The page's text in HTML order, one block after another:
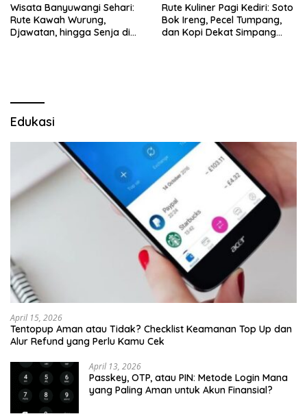
Wisata Banyuwangi Sehari:
Rute Kawah Wurung,
Djawatan, hingga Senja di
Rute Kuliner Pagi Kediri: Soto
Bok Ireng, Pecel Tumpang,
dan Kopi Dekat Simpang
Edukasi
April 15, 2026
Tentopup Aman atau Tidak? Checklist Keamanan Top Up dan
Alur Refund yang Perlu Kamu Cek
April 13, 2026
Passkey, OTP, atau PIN: Metode Login Mana
yang Paling Aman untuk Akun Finansial?